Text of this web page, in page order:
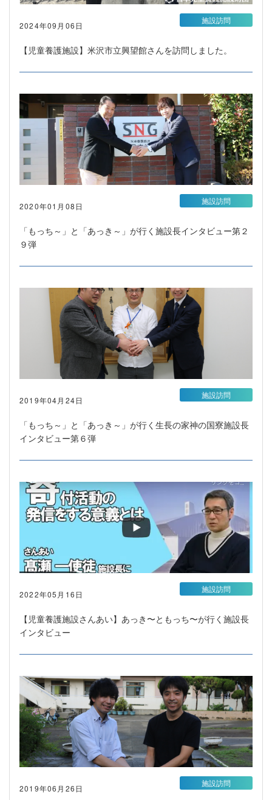
2024年09月06日
【児童養護施設】米沢市立興望館さんを訪問しました。
施設訪問
2020年01月08日
「もっち～」と「あっき～」が行く施設長インタビュー第２
９弾
施設訪問
2019年04月24日
「もっち～」と「あっき～」が行く生長の家神の国寮施設長
インタビュー第６弾
施設訪問
2022年05月16日
【児童養護施設さんあい】あっき〜ともっち〜が行く施設長
インタビュー
施設訪問
2019年06月26日
施設訪問